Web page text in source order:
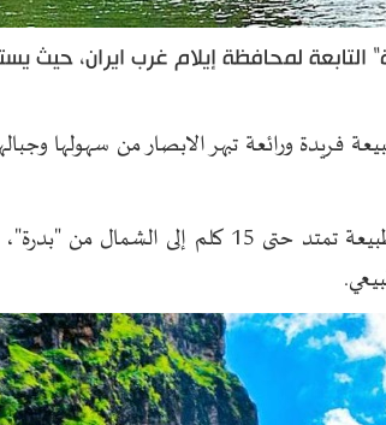
لمحافظة إيلام غرب ايران، حيث
فريدة ورائعة تبهر الابصار من سهولها
يمكن للسائح أن يرى مناظراً رائعة وفريدة من الطبيعة